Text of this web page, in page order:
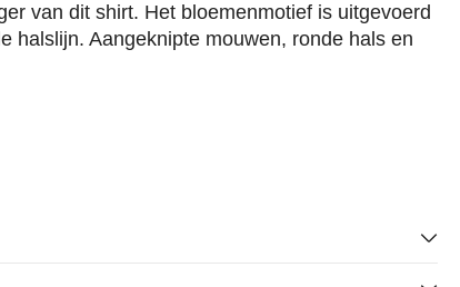
van dit shirt. Het bloemenmotief is uitgevoerd
halslijn. Aangeknipte mouwen, ronde hals en